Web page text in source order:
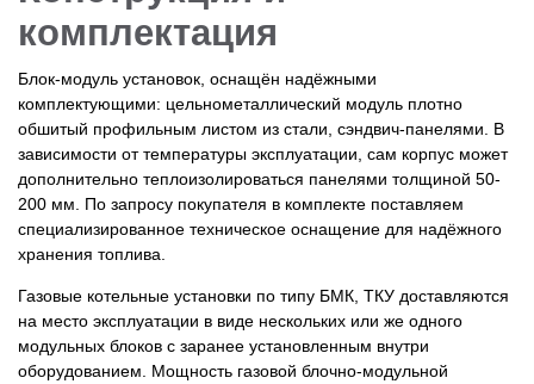
комплектация
Блок-модуль установок, оснащён надёжными
комплектующими: цельнометаллический модуль плотно
обшитый профильным листом из стали, сэндвич-панелями. В
зависимости от температуры эксплуатации, сам корпус может
дополнительно теплоизолироваться панелями толщиной 50-
200 мм. По запросу покупателя в комплекте поставляем
специализированное техническое оснащение для надёжного
хранения топлива.
Газовые котельные установки по типу БМК, ТКУ доставляются
на место эксплуатации в виде нескольких или же одного
модульных блоков с заранее установленным внутри
оборудованием. Мощность газовой блочно-модульной